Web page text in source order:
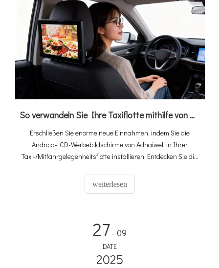
So verwandeln Sie Ihre Taxiflotte mithilfe von Android-LCD-Werbebildschirmen in einen Geldverdiener (2026 Ultimate Guide)
Erschließen Sie enorme neue Einnahmen, indem Sie die
Android-LCD-Werbebildschirme von Adhaiwell in Ihrer
Taxi-/Mitfahrgelegenheitsflotte installieren. Entdecken Sie die
Auto.
weiterlesen
27 - 09
DATE
2025